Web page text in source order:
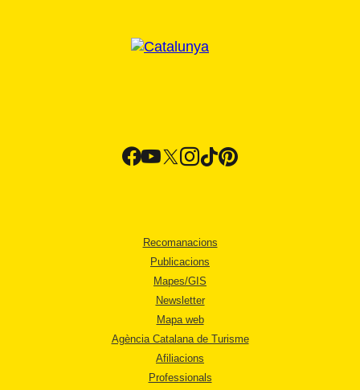
Recomanacions
Publicacions
Mapes/GIS
Newsletter
Mapa web
Agència Catalana de Turisme
Afiliacions
Professionals